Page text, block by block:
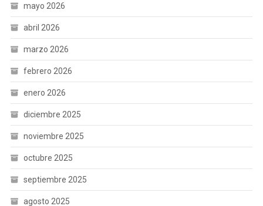
mayo 2026
abril 2026
marzo 2026
febrero 2026
enero 2026
diciembre 2025
noviembre 2025
octubre 2025
septiembre 2025
agosto 2025